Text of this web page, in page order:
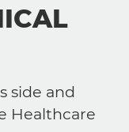
side and
Healthcare